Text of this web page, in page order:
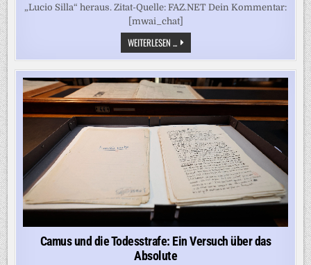
„Lucio Silla“ heraus. Zitat-Quelle: FAZ.NET Dein Kommentar:
[mwai_chat]
WEITERLESEN ...SALZBURGER
FESTSPIELE:
VOR
LAUTER
FREUDE
SPRINGT
DIE
STIMME
Camus und die Todesstrafe: Ein Versuch über das
Absolute